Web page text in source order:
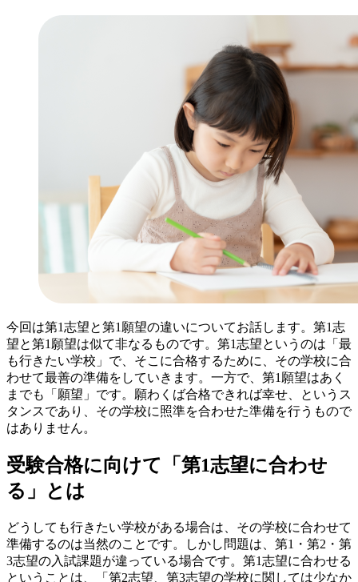
今回は第1志望と第1願望の違いについてお話します。第1志
望と第1願望は似て非なるものです。第1志望というのは「最
も行きたい学校」で、そこに合格するために、その学校に合
わせて最善の準備をしていきます。一方で、第1願望はあく
までも「願望」です。願わくば合格できれば幸せ、というス
タンスであり、その学校に照準を合わせた準備を行うもので
はありません。
受験合格に向けて「第1志望に合わせ
る」とは
どうしても行きたい学校がある場合は、その学校に合わせて
準備するのは当然のことです。しかし問題は、第1・第2・第
3志望の入試課題が違っている場合です。第1志望に合わせる
ということは、「第2志望、第3志望の学校に関しては少なか